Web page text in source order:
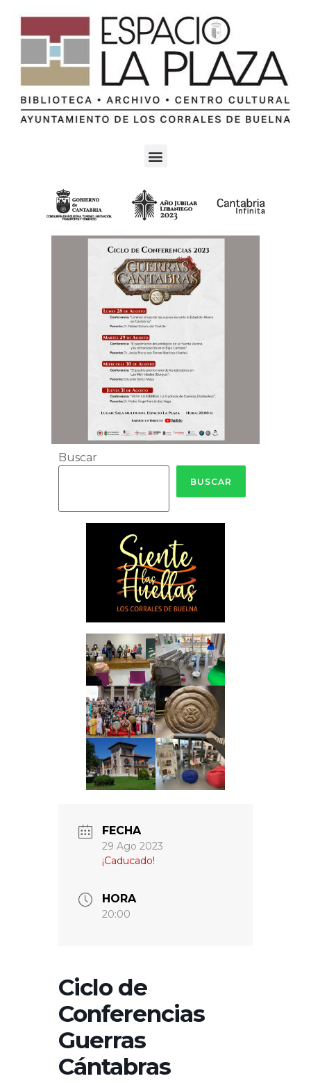
Buscar
BUSCAR
FECHA
29 Ago 2023
¡Caducado!
HORA
20:00
Ciclo de
Conferencias
Guerras
Cántabras